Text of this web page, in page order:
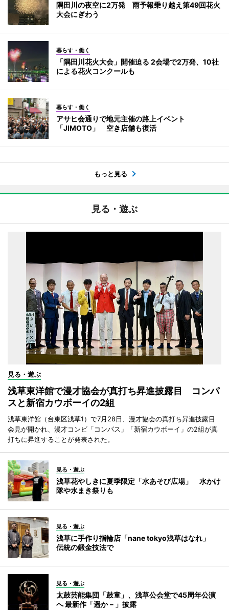
隅田川の夜空に2万発 雨予報乗り越え第49回花火
大会にぎわう
暮らす・働く
「隅田川花火大会」開催迫る 2会場で2万発、10社
による花火コンクールも
暮らす・働く
アサヒ会通りで地元主催の路上イベント
「JIMOTO」 空き店舗も復活
もっと見る
見る・遊ぶ
見る・遊ぶ
浅草東洋館で漫才協会が真打ち昇進披露目 コンパ
スと新宿カウボーイの2組
浅草東洋館（台東区浅草1）で7月28日、漫才協会の真打ち昇進披露目
会見が開かれ、漫才コンビ「コンパス」「新宿カウボーイ」の2組が真
打ちに昇進することが発表された。
見る・遊ぶ
浅草花やしきに夏季限定「水あそび広場」 水かけ
隊や水まき祭りも
見る・遊ぶ
浅草に手作り指輪店「nane tokyo浅草はなれ」
伝統の鍛金技法で
見る・遊ぶ
太鼓芸能集団「鼓童」、浅草公会堂で45周年公演
へ 最新作「遥か－」披露